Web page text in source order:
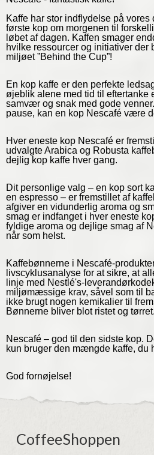
Kaffe har stor indflydelse på
første kop om morgenen til
løbet af dagen. Kaffen smager
hvilke ressourcer og initiativer der
miljøet ”Behind the Cup”!
En kop kaffe er den perfekte
øjeblik alene med tid til eftertanke
samvær og snak med gode
pause, kan en kop Nescafé være
Hver eneste kop Nescafé er
udvalgte Arabica og Robusta
dejlig kop kaffe hver gang.
Dit personlige valg – en kop sort
en espresso – er fremstillet af
afgiver en vidunderlig aroma og
smag er indfanget i hver eneste
fyldige aroma og dejlige smag af
når som helst.
Kaffebønnerne i Nescafé-
livscyklusanalyse for at sikre, at
linje med Nestlé's-
miljømæssige krav, såvel som til
ikke brugt nogen kemikalier til
Bønnerne bliver blot ristet og tørret.
Nescafé – god til den sidste kop.
kun bruger den mængde kaffe, du
God fornøjelse!
CoffeeShoppen